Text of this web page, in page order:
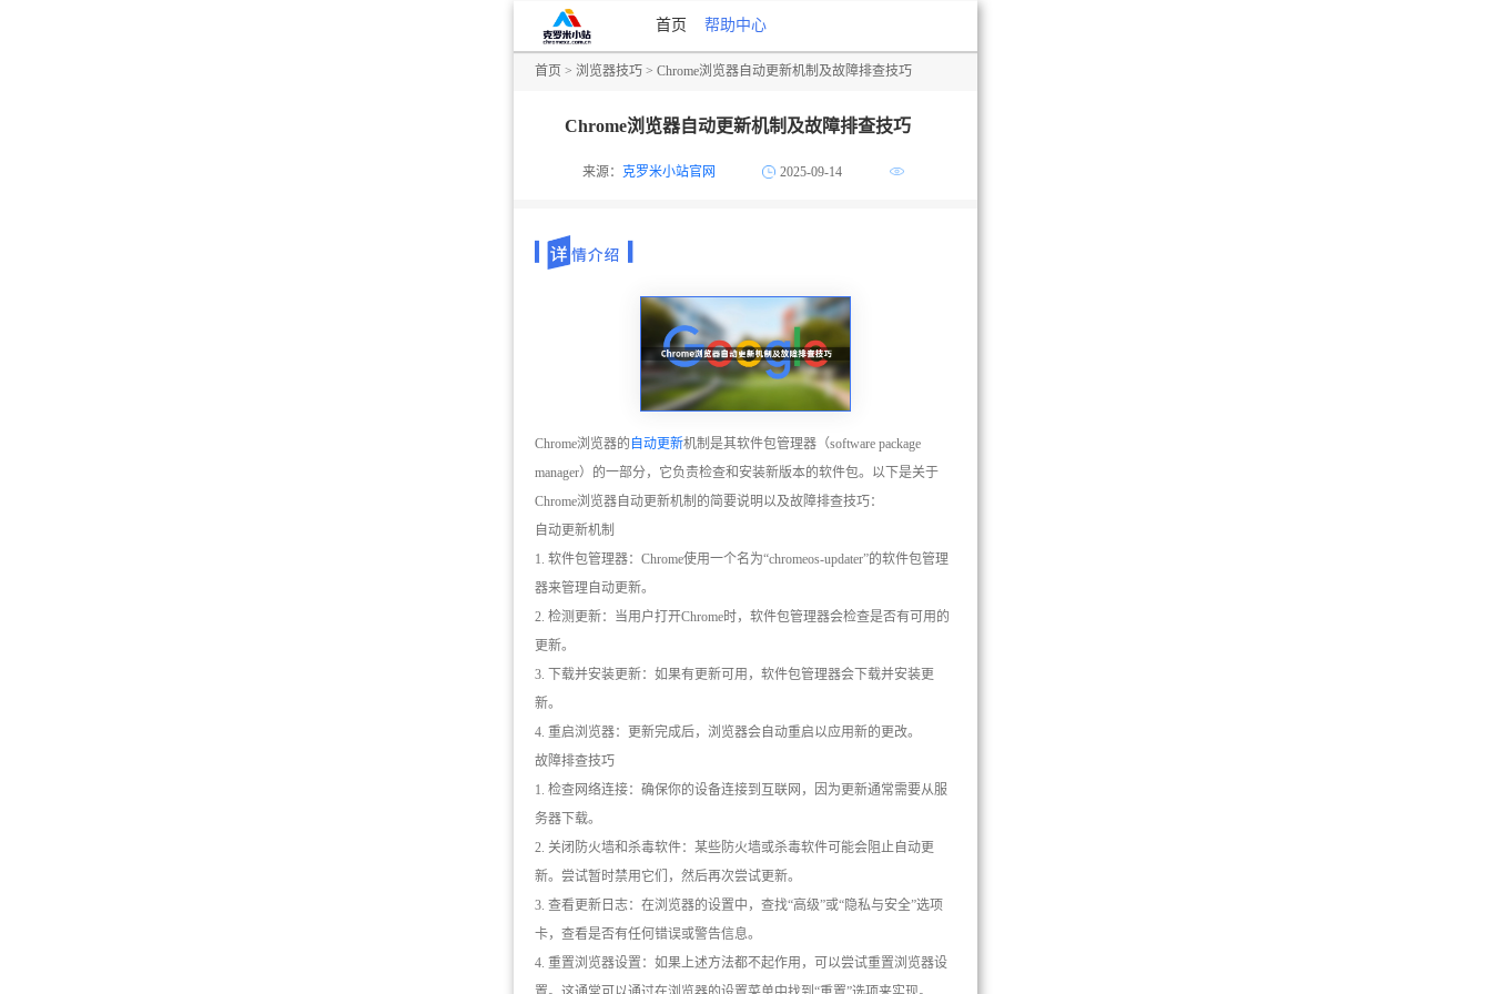
首页 帮助中心
首页 > 浏览器技巧 > Chrome浏览器自动更新机制及故障排查技巧
Chrome浏览器自动更新机制及故障排查技巧
来源： 克罗米小站官网 2025-09-14
Chrome浏览器的 自动更新机制是其软件包管理器（software package
manager）的一部分，它负责检查和安装新版本的软件包。以下是关于
Chrome浏览器自动更新机制的简要说明以及故障排查技巧：
自动更新机制
1. 软件包管理器：Chrome使用一个名为“chromeos-updater”的软件包管理
器来管理自动更新。
2. 检测更新：当用户打开Chrome时，软件包管理器会检查是否有可用的
更新。
3. 下载并安装更新：如果有更新可用，软件包管理器会下载并安装更
新。
4. 重启浏览器：更新完成后，浏览器会自动重启以应用新的更改。
故障排查技巧
1. 检查网络连接：确保你的设备连接到互联网，因为更新通常需要从服
务器下载。
2. 关闭防火墙和杀毒软件：某些防火墙或杀毒软件可能会阻止自动更
新。尝试暂时禁用它们，然后再次尝试更新。
3. 查看更新日志：在浏览器的设置中，查找“高级”或“隐私与安全”选项
卡，查看是否有任何错误或警告信息。
4. 重置浏览器设置：如果上述方法都不起作用，可以尝试重置浏览器设